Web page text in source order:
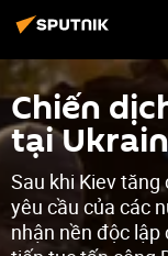
Chiến
tại
Sau khi Kiev tăng
yêu cầu của các
nhận nền độc lập